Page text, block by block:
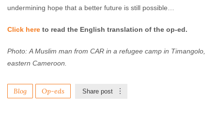
undermining hope that a better future is still possible…
Click here to read the English translation of the op-ed.
Photo: A Muslim man from CAR in a refugee camp in Timangolo,
eastern Cameroon.
Blog Op-eds Share post